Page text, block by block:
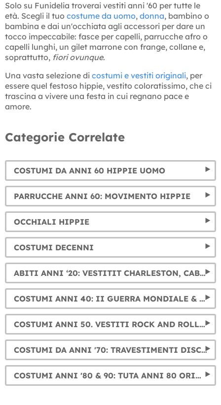
Solo su Funidelia troverai vestiti anni '60 per tutte le
età. Scegli il tuo costume da uomo, donna, bambino o
bambina e dai un'occhiata agli accessori per dare un
tocco impeccabile: fasce per capelli, parrucche afro o
capelli lunghi, un gilet marrone con frange, collane e,
soprattutto, fiori ovunque.
Una vasta selezione di costumi e vestiti originali, per
essere quel festoso hippie, vestito coloratissimo, che ci
trascina a vivere una festa in cui regnano pace e
amore.
Categorie Correlate
COSTUMI DA ANNI 60 HIPPIE UOMO
PARRUCCHE ANNI 60: MOVIMENTO HIPPIE
OCCHIALI HIPPIE
COSTUMI DECENNI
ABITI ANNI ‘20: VESTITIT CHARLESTON, CABARET E GANGSTER
COSTUMI ANNI 40: II GUERRA MONDIALE & PIN UP
COSTUMI ANNI 50. VESTITI ROCK AND ROLL E PIN-UP
COSTUMI DA ANNI '70: TRAVESTIMENTI DISCO DANCE
COSTUMI ANNI '80 & 90: TUTA ANNI 80 ORIGINALI